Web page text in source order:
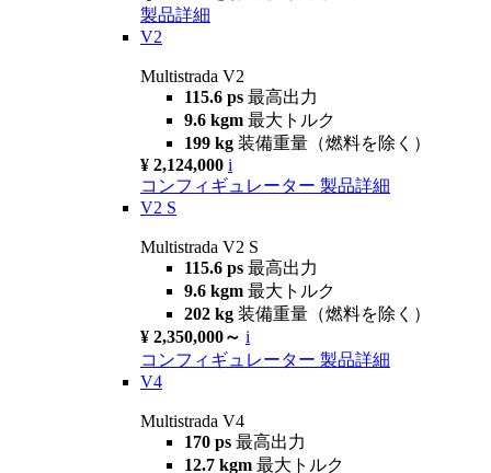
製品詳細
V2
Multistrada V2
115.6 ps 最高出力
9.6 kgm 最大トルク
199 kg 装備重量（燃料を除く）
¥ 2,124,000 i
コンフィギュレーター 製品詳細
V2 S
Multistrada V2 S
115.6 ps 最高出力
9.6 kgm 最大トルク
202 kg 装備重量（燃料を除く）
¥ 2,350,000～ i
コンフィギュレーター 製品詳細
V4
Multistrada V4
170 ps 最高出力
12.7 kgm 最大トルク